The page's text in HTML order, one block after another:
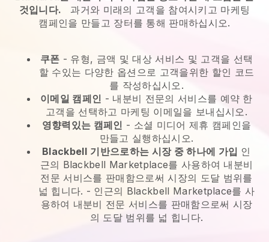
것입니다.
과거와 미래의 고객을 참여시키고 마케팅
캠페인을 만들고 장터를 통해 판매하십시오.
쿠폰 - 유형, 금액 및 대상 서비스 및 고객을 선택
할 수있는 다양한 옵션으로 고객을위한 할인 코드
를 작성하십시오.
이메일 캠페인 - 내분비 전문의 서비스를 예약 한
고객을 선택하고 마케팅 이메일을 보내십시오.
영향력있는 캠페인 - 소셜 미디어 제휴 캠페인을
만들고 실행하십시오.
Blackbell 기반으로하는 시장 중 하나에 가입 인
근의 Blackbell Marketplace를 사용하여 내분비
전문 서비스를 판매함으로써 시장의 도달 범위를
넓 힙니다. - 인근의 Blackbell Marketplace를 사
용하여 내분비 전문 서비스를 판매함으로써 시장
의 도달 범위를 넓 힙니다.